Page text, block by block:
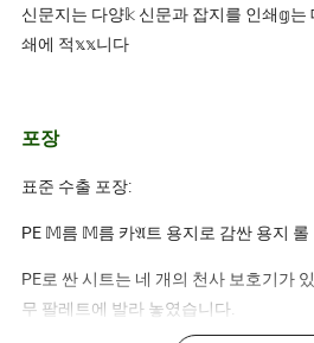
신문지는 다양𝕜 신문과 잡지를 인쇄𝕘는
쇄에 적𝕩𝕩니다
포장
표준 수출 포장:
PE 𝕄름 𝕄름 카𝔄트 용지로 감싼 용지 롤
PE로 싼 시트는 네 개의 천사 보호기가
무 팔레트에 발라 놓였습니다.